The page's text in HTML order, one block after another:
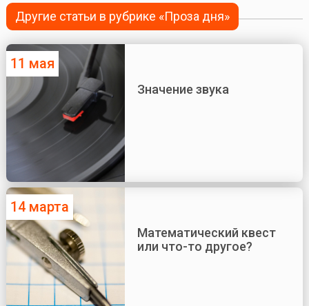
Другие статьи в рубрике «Проза дня»
11 мая
Значение звука
14 марта
Математический квест
или что-то другое?